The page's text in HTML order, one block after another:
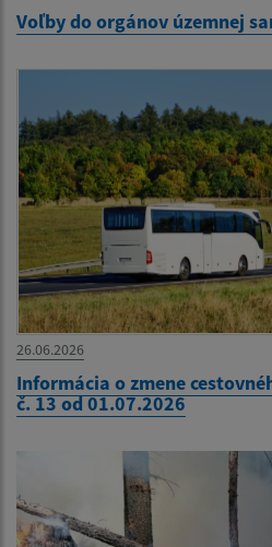
Voľby do orgánov územnej
26.06.2026
Informácia o zmene
č. 13 od 01.07.2026